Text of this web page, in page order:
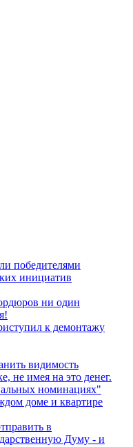
победителями
инициатив
ни один
к демонтажу
видимость
не имея на это денег.
номинациях"
доме и квартире
в
Думу - и